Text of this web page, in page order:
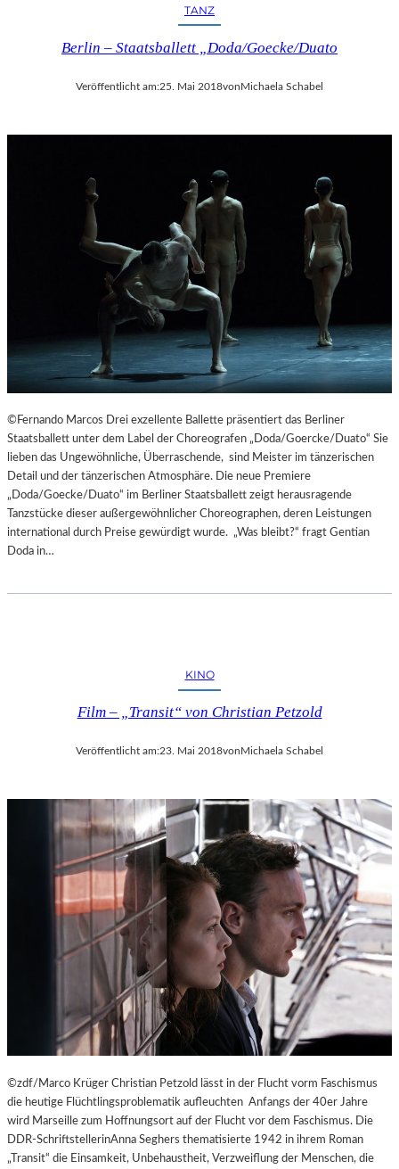
TANZ
Berlin – Staatsballett „Doda/Goecke/Duato
Veröffentlicht am:25. Mai 2018vonMichaela Schabel
©Fernando Marcos Drei exzellente Ballette präsentiert das Berliner
Staatsballett unter dem Label der Choreografen „Doda/Goercke/Duato“ Sie
lieben das Ungewöhnliche, Überraschende, sind Meister im tänzerischen
Detail und der tänzerischen Atmosphäre. Die neue Premiere
„Doda/Goecke/Duato“ im Berliner Staatsballett zeigt herausragende
Tanzstücke dieser außergewöhnlicher Choreographen, deren Leistungen
international durch Preise gewürdigt wurde. „Was bleibt?“ fragt Gentian
Doda in…
KINO
Film – „Transit“ von Christian Petzold
Veröffentlicht am:23. Mai 2018von Michaela Schabel
©zdf/Marco Krüger Christian Petzold lässt in der Flucht vorm Faschismus
die heutige Flüchtlingsproblematik aufleuchten Anfangs der 40er Jahre
wird Marseille zum Hoffnungsort auf der Flucht vor dem Faschismus. Die
DDR-SchriftstellerinAnna Seghers thematisierte 1942 in ihrem Roman
„Transit“ die Einsamkeit, Unbehaustheit, Verzweiflung der Menschen, die